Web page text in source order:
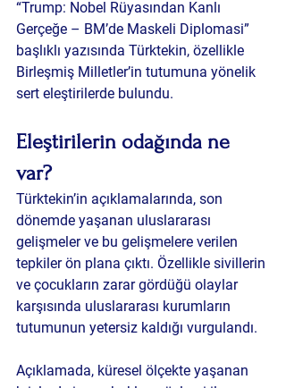
“Trump: Nobel Rüyasından Kanlı
Gerçeğe – BM’de Maskeli Diplomasi”
başlıklı yazısında Türktekin, özellikle
Birleşmiş Milletler’in tutumuna yönelik
sert eleştirilerde bulundu.
Eleştirilerin odağında ne
var?
Türktekin’in açıklamalarında, son
dönemde yaşanan uluslararası
gelişmeler ve bu gelişmelere verilen
tepkiler ön plana çıktı. Özellikle sivillerin
ve çocukların zarar gördüğü olaylar
karşısında uluslararası kurumların
tutumunun yetersiz kaldığı vurgulandı.
Açıklamada, küresel ölçekte yaşanan